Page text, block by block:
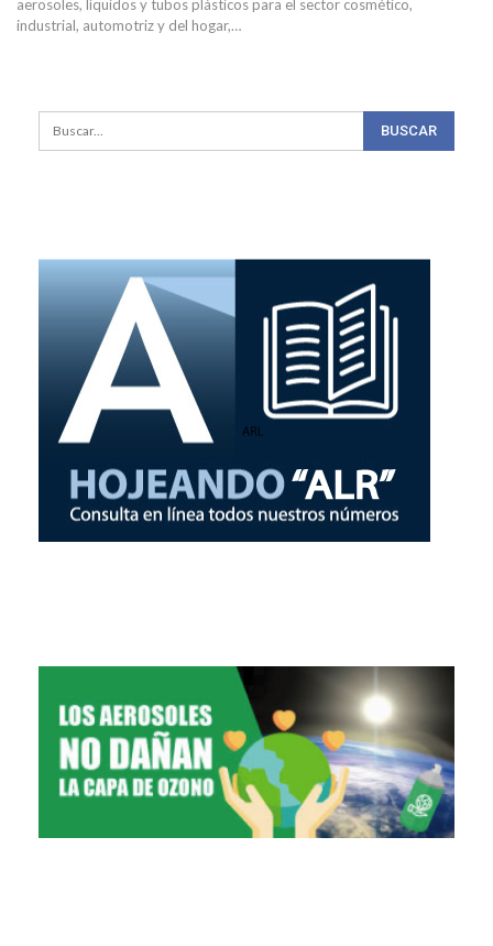
aerosoles, líquidos y tubos plásticos para el sector cosmético,
industrial, automotriz y del hogar,…